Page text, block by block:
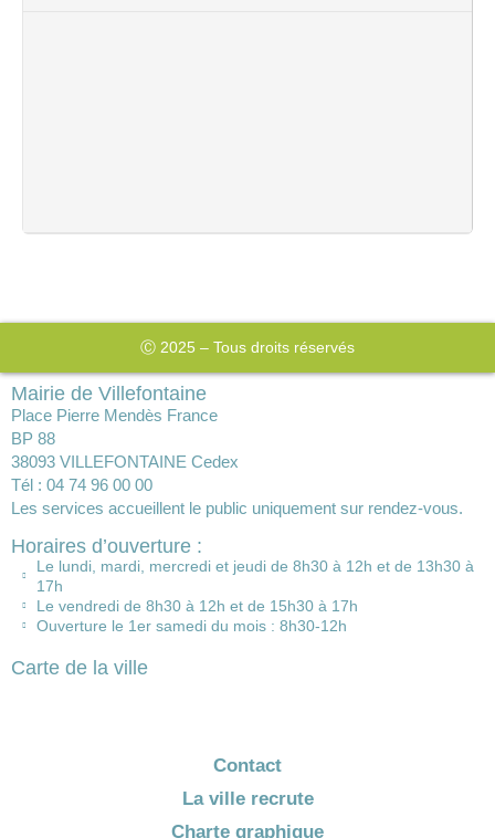
Ⓒ 2025 – Tous droits réservés
Mairie de Villefontaine
Place Pierre Mendès France
BP 88
38093 VILLEFONTAINE Cedex
Tél : 04 74 96 00 00
Les services accueillent le public uniquement sur rendez-vous.
Horaires d’ouverture :
Le lundi, mardi, mercredi et jeudi de 8h30 à 12h et de 13h30 à
17h
Le vendredi de 8h30 à 12h et de 15h30 à 17h
Ouverture le 1er samedi du mois : 8h30-12h
Carte de la ville
Contact
La ville recrute
Charte graphique